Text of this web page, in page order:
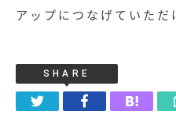
アップにつなげていただ
SHARE